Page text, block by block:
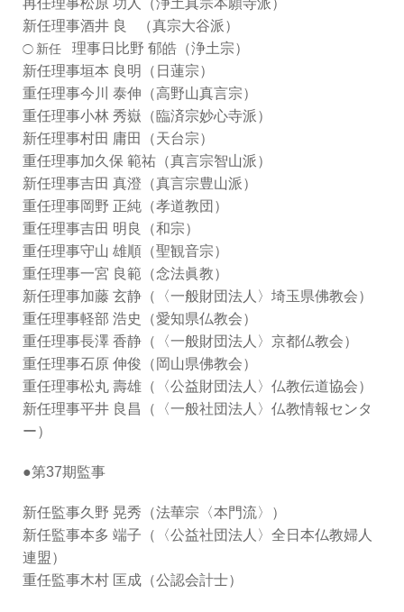
再任理事松原 功人（浄土真宗本願寺派）
新任理事酒井 良 （真宗大谷派）
◯ 新任 理事日比野 郁皓（浄土宗）
新任理事垣本 良明（日蓮宗）
重任理事今川 泰伸（高野山真言宗）
重任理事小林 秀嶽（臨済宗妙心寺派）
新任理事村田 庸田（天台宗）
重任理事加久保 範祐（真言宗智山派）
新任理事吉田 真澄（真言宗豊山派）
重任理事岡野 正純（孝道教団）
重任理事吉田 明良（和宗）
重任理事守山 雄順（聖観音宗）
重任理事一宮 良範（念法眞教）
新任理事加藤 玄静（〈一般財団法人〉埼玉県佛教会）
重任理事軽部 浩史（愛知県仏教会）
重任理事長澤 香静（〈一般財団法人〉京都仏教会）
重任理事石原 伸俊（岡山県佛教会）
重任理事松丸 壽雄（〈公益財団法人〉仏教伝道協会）
新任理事平井 良昌（〈一般社団法人〉仏教情報センタ
ー）
●第37期監事
新任監事久野 晃秀（法華宗〈本門流〉）
新任監事本多 端子（〈公益社団法人〉全日本仏教婦人
連盟）
重任監事木村 匡成（公認会計士）